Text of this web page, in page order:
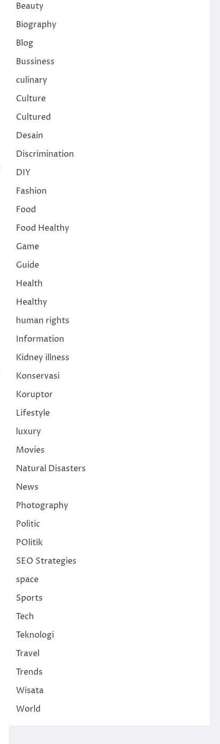
Beauty
Biography
Blog
Bussiness
culinary
Culture
Cultured
Desain
Discrimination
DIY
Fashion
Food
Food Healthy
Game
Guide
Health
Healthy
human rights
Information
Kidney illness
Konservasi
Koruptor
Lifestyle
luxury
Movies
Natural Disasters
News
Photography
Politic
POlitik
SEO Strategies
space
Sports
Tech
Teknologi
Travel
Trends
Wisata
World